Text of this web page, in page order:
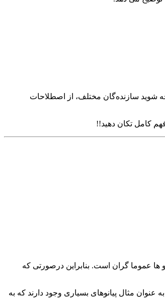
شوید سازنده‌گان مختلف، از اصطلاحات
کامل تکان دهید!!
ها عموما گران است. بنابراین درصورتی که
مثال پیانوهای بسیاری وجود دارند که به